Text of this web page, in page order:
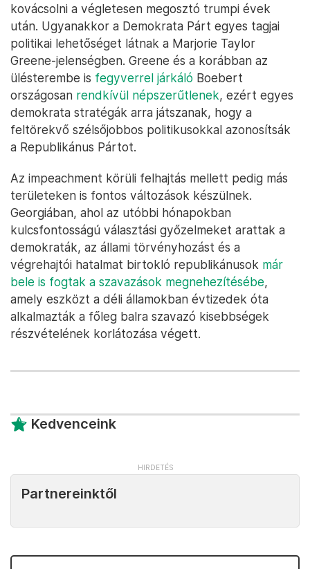
kovácsolni a végletesen megosztó trumpi évek
után. Ugyanakkor a Demokrata Párt egyes tagjai
politikai lehetőséget látnak a Marjorie Taylor
Greene-jelenségben. Greene és a korábban az
ülésterembe is fegyverrel járkáló Boebert
országosan rendkívül népszerűtlenek, ezért egyes
demokrata stratégák arra játszanak, hogy a
feltörekvő szélsőjobbos politikusokkal azonosítsák
a Republikánus Pártot.
Az impeachment körüli felhajtás mellett pedig más
területeken is fontos változások készülnek.
Georgiában, ahol az utóbbi hónapokban
kulcsfontosságú választási győzelmeket arattak a
demokraták, az állami törvényhozást és a
végrehajtói hatalmat birtokló republikánusok már
bele is fogtak a szavazások megnehezítésébe,
amely eszközt a déli államokban évtizedek óta
alkalmazták a főleg balra szavazó kisebbségek
részvételének korlátozása végett.
Kedvenceink
Partnereinktől